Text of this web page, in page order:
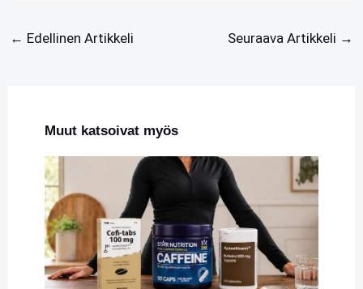
← Edellinen Artikkeli Seuraava Artikkeli →
Muut katsoivat myös